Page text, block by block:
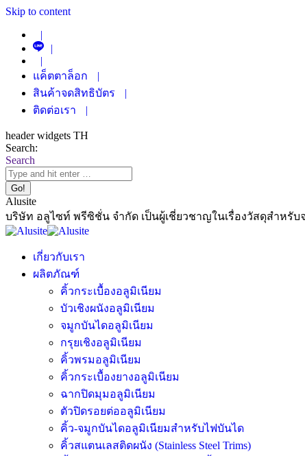
Skip to content
|
|
|
แค็ตตาล็อก
|
สินค้าจดสิทธิบัตร
|
ติดต่อเรา
|
header widgets TH
Search:
Search
Alusite
บริษัท อลูไซท์ พรีซิชั่น จำกัด เป็นผู้เชี่ยวชาญในเรื่องวัสดุสำหรับ
เกี่ยวกับเรา
ผลิตภัณฑ์
คิ้วกระเบื้องอลูมิเนียม
บัวเชิงผนังอลูมิเนียม
จมูกบันไดอลูมิเนียม
กรุยเชิงอลูมิเนียม
คิ้วพรมอลูมิเนียม
คิ้วกระเบื้องยางอลูมิเนียม
ฉากปิดมุมอลูมิเนียม
ตัวปิดรอยต่ออลูมิเนียม
คิ้ว-จมูกบันไดอลูมิเนียมสำหรับไฟบันได
คิ้วสแตนเลสติดผนัง (Stainless Steel Trims)